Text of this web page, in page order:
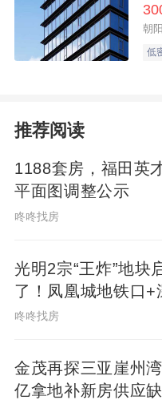
朝
低
推荐阅读
1188套房，福田英
平面图调整公示
咚咚找房
光明2宗“王炸”地块
了！凤凰城地铁口+
业环绕
咚咚找房
金茂再探三亚崖州
亿拿地补新房供应